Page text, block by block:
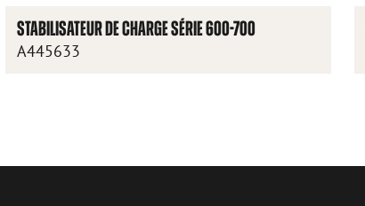
STABILISATEUR DE CHARGE SÉRIE 600-700
A445633